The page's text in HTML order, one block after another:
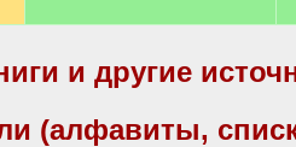
и другие
(алфавиты,